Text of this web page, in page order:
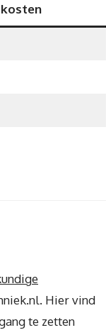
Hier vind
te zetten